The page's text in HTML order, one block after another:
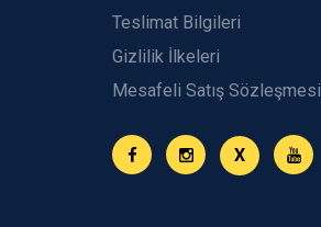
Teslimat Bilgileri
Gizlilik İlkeleri
Mesafeli Satış Sözleşmesi
X